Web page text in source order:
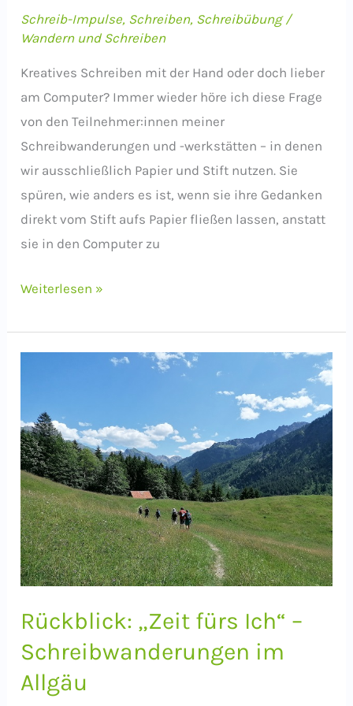
Schreib-Impulse, Schreiben, Schreibübung/
Wandern und Schreiben
Kreatives Schreiben mit der Hand oder doch lieber
am Computer? Immer wieder höre ich diese Frage
von den Teilnehmer:innen meiner
Schreibwanderungen und -werkstätten – in denen
wir ausschließlich Papier und Stift nutzen. Sie
spüren, wie anders es ist, wenn sie ihre Gedanken
direkt vom Stift aufs Papier fließen lassen, anstatt
sie in den Computer zu
Von
Hand
Schreiben
mit
der
Hand
lässt
Dich
kreativer
denken
klarer
fühlen
Weiterlesen »
Rückblick: „Zeit fürs Ich“ –
Schreibwanderungen im
Allgäu